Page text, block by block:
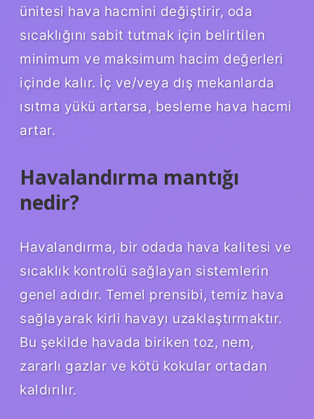
ünitesi hava hacmini değiştirir, oda
sıcaklığını sabit tutmak için belirtilen
minimum ve maksimum hacim değerleri
içinde kalır. İç ve/veya dış mekanlarda
ısıtma yükü artarsa, besleme hava hacmi
artar.
Havalandırma mantığı
nedir?
Havalandırma, bir odada hava kalitesi ve
sıcaklık kontrolü sağlayan sistemlerin
genel adıdır. Temel prensibi, temiz hava
sağlayarak kirli havayı uzaklaştırmaktır.
Bu şekilde havada biriken toz, nem,
zararlı gazlar ve kötü kokular ortadan
kaldırılır.